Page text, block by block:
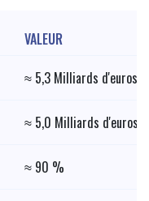
VALEUR
≈ 5,3 Milliards d'euros
≈ 5,0 Milliards d'euros
≈ 90 %